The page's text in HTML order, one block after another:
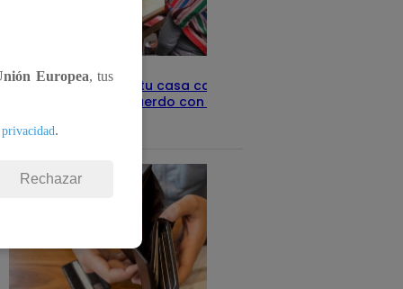
Revisa con tu DNI si tu casa califica
como pobre, de acuerdo con el Sisfoh
Te ayudo
Europea, tus
.
Rechazar